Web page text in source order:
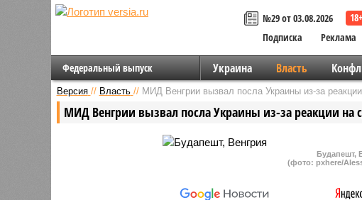
№29 от 03.08.2026
Подписка
Реклама
Федеральный выпуск Украина Власть
Версия // Власть // МИД Венгрии вызвал посла Украины из-за
МИД Венгрии вызвал посла Украины из-за реакции на
Будапешт,
(фото: pxhere/